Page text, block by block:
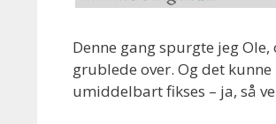
Denne gang spurgte jeg
grublede over. Og det
umiddelbart fikses – ja, så